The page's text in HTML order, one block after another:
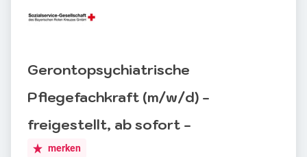
Gerontopsychiatrische
Pflegefachkraft (m/w/d) -
freigestellt, ab sofort -
merken